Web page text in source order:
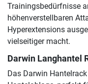
Trainingsbedürfnisse
höhenverstellbaren
Hyperextensions
vielseitiger macht.
Darwin Langhantel
Das Darwin